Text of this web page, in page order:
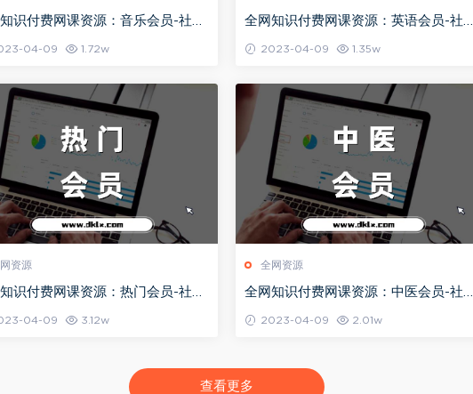
识付费网课资源：音乐会员-社群
04-09 1.72w
全网知识付费网课资源：英语会员-社群
2023-04-09 1.35w
资源
识付费网课资源：热门会员-社群
04-09 3.12w
全网资源
全网知识付费网课资源：中医会员-社群
2023-04-09 2.01w
查看更多